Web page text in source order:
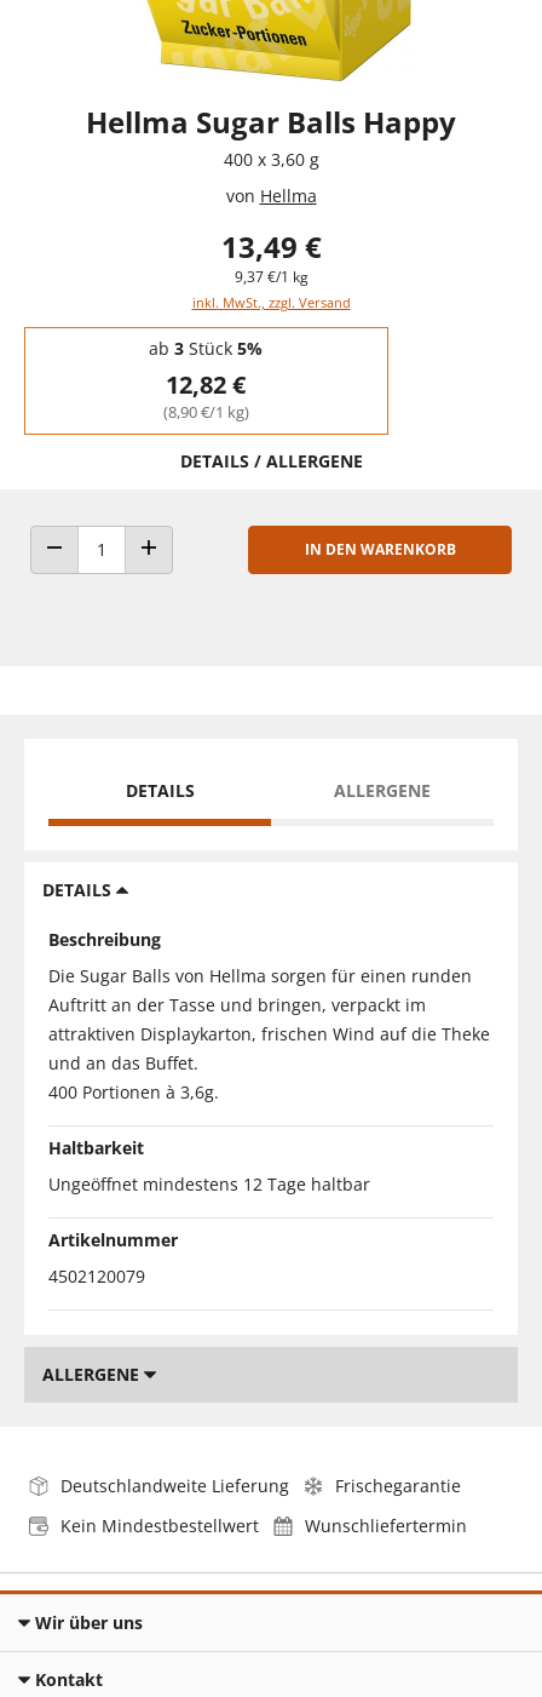
Hellma Sugar Balls Happy
400 x 3,60 g
von Hellma
13,49 €
9,37 €/1 kg
inkl. MwSt., zzgl. Versand
Staffelpreise - Mengenrabatt
ab 3 Stück 5%
12,82 €
(8,90 €/1 kg)
DETAILS / ALLERGENE
ANZAHL VERRINGERNANZAHL ERHÖHEN
IN DEN WARENKORB
DETAILS ALLERGENE
DETAILS
Beschreibung
Die Sugar Balls von Hellma sorgen für einen runden
Auftritt an der Tasse und bringen, verpackt im
attraktiven Displaykarton, frischen Wind auf die Theke
und an das Buffet.
400 Portionen à 3,6g.
Haltbarkeit
Ungeöffnet mindestens 12 Tage haltbar
Artikelnummer
4502120079
ALLERGENE
Deutschlandweite Lieferung
Frischegarantie
Kein Mindestbestellwert
Wunschliefertermin
Wir über uns
Kontakt